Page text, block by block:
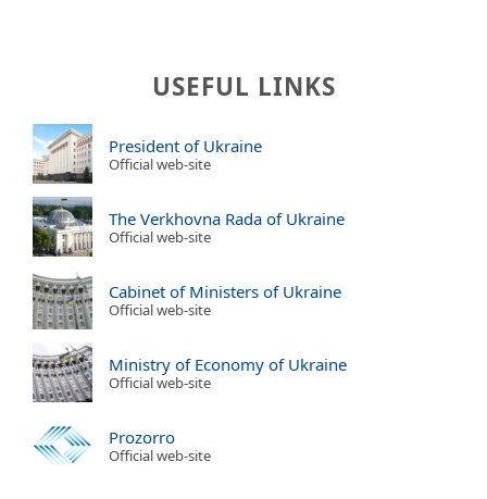
USEFUL LINKS
President of Ukraine
Official web-site
The Verkhovna Rada of Ukraine
Official web-site
Cabinet of Ministers of Ukraine
Official web-site
Ministry of Economy of Ukraine
Official web-site
Prozorro
Official web-site